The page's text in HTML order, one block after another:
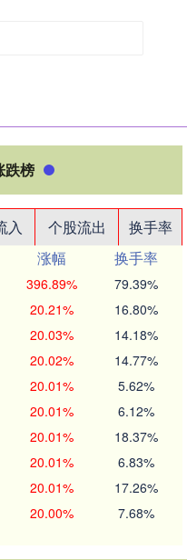
跌榜
入 个股流出
换手率
涨幅
换手率
396.89% 79.39%
20.21% 16.80%
20.03% 14.18%
20.02% 14.77%
20.01% 5.62%
20.01% 6.12%
20.01% 18.37%
20.01% 6.83%
20.01% 17.26%
20.00% 7.68%